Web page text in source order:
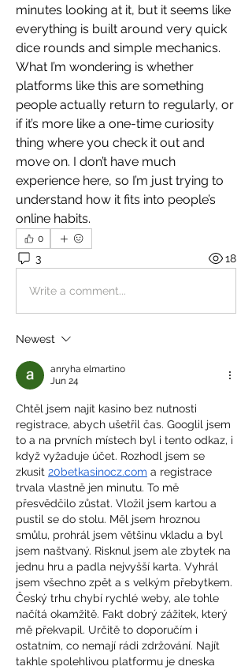
minutes looking at it, but it seems like
everything is built around very quick
dice rounds and simple mechanics.
What I’m wondering is whether
platforms like this are something
people actually return to regularly, or
if it’s more like a one-time curiosity
thing where you check it out and
move on. I don’t have much
experience here, so I’m just trying to
understand how it fits into people’s
online habits.
0
3 18
Write a comment...
Newest
anryha elmartino
Jun 24
Chtěl jsem najít kasino bez nutnosti
registrace, abych ušetřil čas. Googlil jsem
to a na prvních místech byl i tento odkaz, i
když vyžaduje účet. Rozhodl jsem se
zkusit 20betkasinocz.com a registrace
trvala vlastně jen minutu. To mě
přesvědčilo zůstat. Vložil jsem kartou a
pustil se do stolu. Měl jsem hroznou
smůlu, prohrál jsem většinu vkladu a byl
jsem naštvaný. Risknul jsem ale zbytek na
jednu hru a padla nejvyšší karta. Vyhrál
jsem všechno zpět a s velkým přebytkem.
Český trhu chybí rychlé weby, ale tohle
načítá okamžitě. Fakt dobrý zážitek, který
mě překvapil. Určitě to doporučím i
ostatním, co nemají rádi zdržování. Najít
takhle spolehlivou platformu je dneska